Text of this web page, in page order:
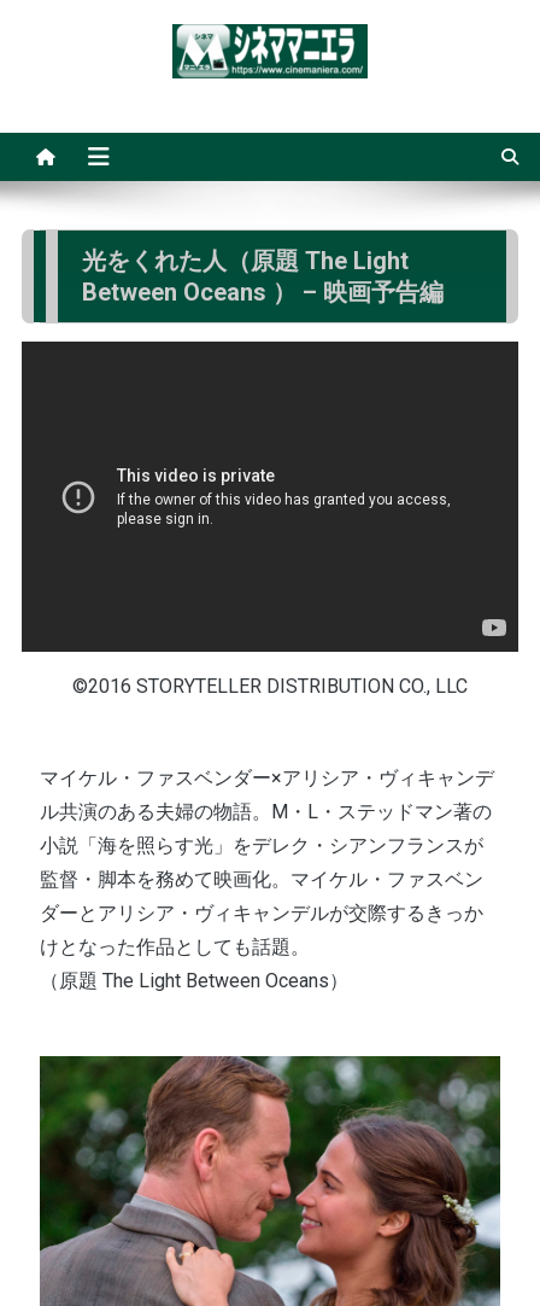
光をくれた人（原題 The Light
Between Oceans ） – 映画予告編
©2016 STORYTELLER DISTRIBUTION CO., LLC
マイケル・ファスベンダー×アリシア・ヴィキャンデ
ル共演のある夫婦の物語。M・L・ステッドマン著の
小説「海を照らす光」をデレク・シアンフランスが
監督・脚本を務めて映画化。マイケル・ファスベン
ダーとアリシア・ヴィキャンデルが交際するきっか
けとなった作品としても話題。
（原題 The Light Between Oceans）